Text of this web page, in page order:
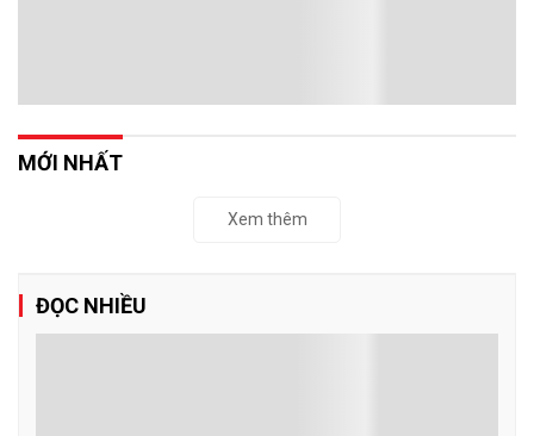
MỚI NHẤT
Xem thêm
ĐỌC NHIỀU